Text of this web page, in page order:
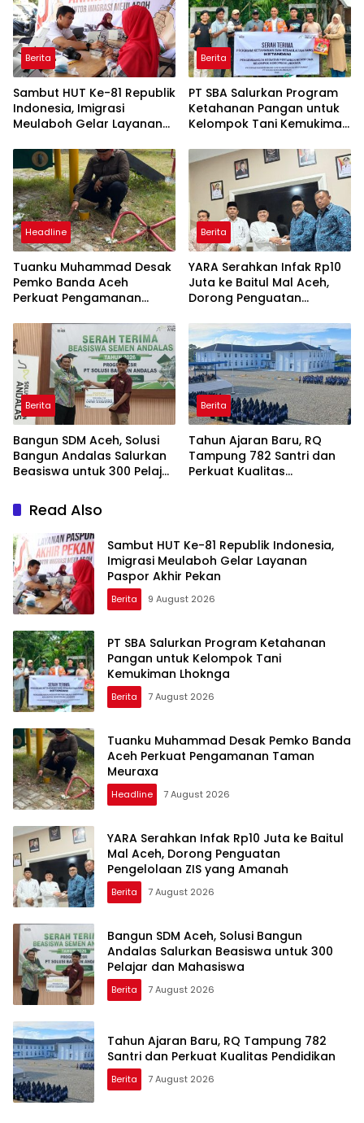
Berita
Sambut HUT Ke-81 Republik
Indonesia, Imigrasi
Meulaboh Gelar Layanan
Berita
PT SBA Salurkan Program
Ketahanan Pangan untuk
Kelompok Tani Kemukiman
Headline
Tuanku Muhammad Desak
Pemko Banda Aceh
Perkuat Pengamanan
Berita
YARA Serahkan Infak Rp10
Juta ke Baitul Mal Aceh,
Dorong Penguatan
Amanah
Berita
Bangun SDM Aceh, Solusi
Bangun Andalas Salurkan
Beasiswa untuk 300 Pelajar
Berita
Tahun Ajaran Baru, RQ
Tampung 782 Santri dan
Perkuat Kualitas
Read Also
Sambut HUT Ke-81 Republik Indonesia,
Imigrasi Meulaboh Gelar Layanan
Paspor Akhir Pekan
Berita 9 August 2026
PT SBA Salurkan Program Ketahanan
Pangan untuk Kelompok Tani
Kemukiman Lhoknga
Berita 7 August 2026
Tuanku Muhammad Desak Pemko Banda
Aceh Perkuat Pengamanan Taman
Meuraxa
Headline 7 August 2026
YARA Serahkan Infak Rp10 Juta ke Baitul
Mal Aceh, Dorong Penguatan
Pengelolaan ZIS yang Amanah
Berita 7 August 2026
Bangun SDM Aceh, Solusi Bangun
Andalas Salurkan Beasiswa untuk 300
Pelajar dan Mahasiswa
Berita 7 August 2026
Tahun Ajaran Baru, RQ Tampung 782
Santri dan Perkuat Kualitas Pendidikan
Berita 7 August 2026